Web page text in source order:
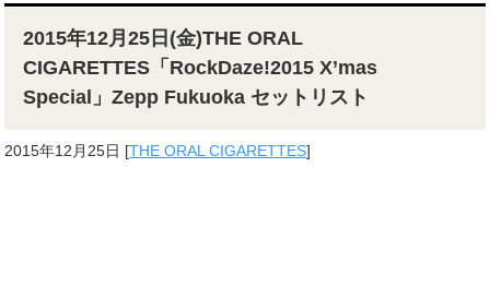
2015年12月25日(金)THE ORAL
CIGARETTES「RockDaze!2015 X’mas
Special」Zepp Fukuoka セットリスト
2015年12月25日 [THE ORAL CIGARETTES]